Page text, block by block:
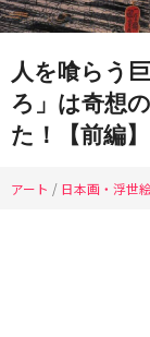
人を喰らう
ろ」は奇想
た！【前編】
アート / 日本画・浮世